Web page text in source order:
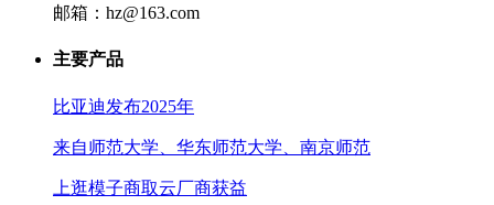
邮箱：hz@163.com
主要产品
比亚迪发布2025年
来自师范大学、华东师范大学、南京师范
上逛模子商取云厂商获益